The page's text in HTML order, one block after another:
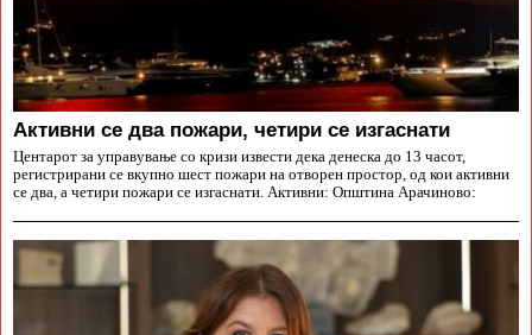
Aктивни се два пожари, четири се изгаснати
Центарот за управување со кризи извести дека денеска до 13 часот,
регистрирани се вкупно шест пожари на отворен простор, од кои активни
се два, а четири пожари се изгаснати. Активни: Општина Арачиново: